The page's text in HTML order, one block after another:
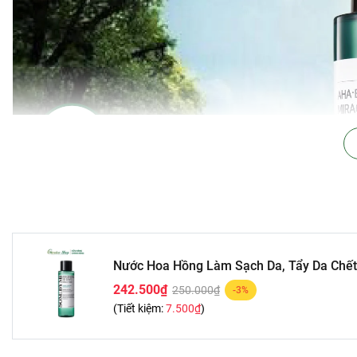
Nước Hoa Hồng Làm Sạch Da, Tẩy Da
242.500₫ 250.000₫ -3%
(Tiết kiệm:7.500₫)